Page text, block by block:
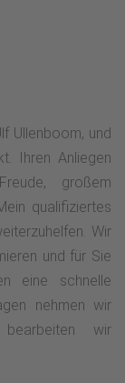
Ullenboom, und
Ihren Anliegen
großem
qualifiziertes
Wir
und für Sie
eine schnelle
nehmen wir
wir